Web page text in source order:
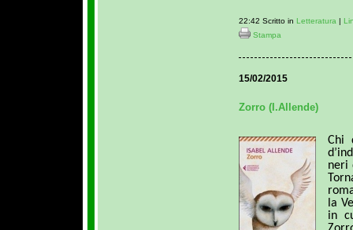
22:42 Scritto in Letteratura|
Stampa
15/02/2015
Zorro (I.Allende)
Chi
neri
la
in